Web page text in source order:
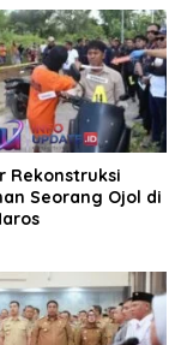
Rekonstruksi
Seorang Ojol di